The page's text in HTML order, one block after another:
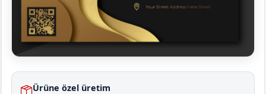
Ürüne özel üretim